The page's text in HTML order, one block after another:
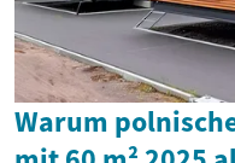
Warum